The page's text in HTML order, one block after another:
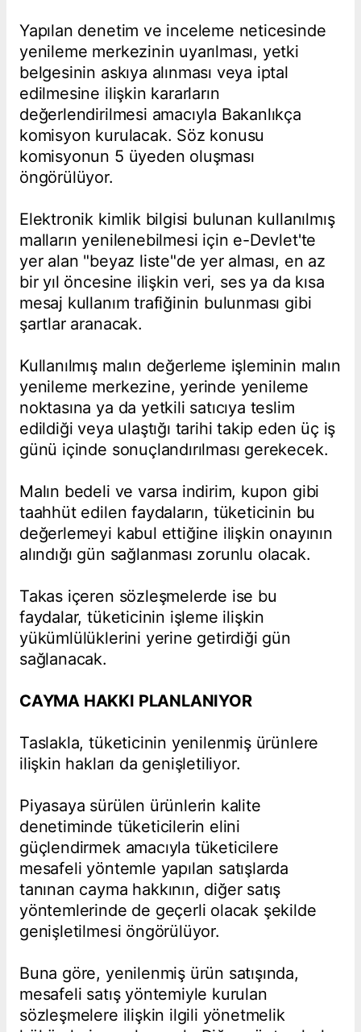
Yapılan denetim ve inceleme neticesinde
yenileme merkezinin uyarılması, yetki
belgesinin askıya alınması veya iptal
edilmesine ilişkin kararların
değerlendirilmesi amacıyla Bakanlıkça
komisyon kurulacak. Söz konusu
komisyonun 5 üyeden oluşması
öngörülüyor.
Elektronik kimlik bilgisi bulunan kullanılmış
malların yenilenebilmesi için e-Devlet'te
yer alan "beyaz liste"de yer alması, en az
bir yıl öncesine ilişkin veri, ses ya da kısa
mesaj kullanım trafiğinin bulunması gibi
şartlar aranacak.
Kullanılmış malın değerleme işleminin malın
yenileme merkezine, yerinde yenileme
noktasına ya da yetkili satıcıya teslim
edildiği veya ulaştığı tarihi takip eden üç iş
günü içinde sonuçlandırılması gerekecek.
Malın bedeli ve varsa indirim, kupon gibi
taahhüt edilen faydaların, tüketicinin bu
değerlemeyi kabul ettiğine ilişkin onayının
alındığı gün sağlanması zorunlu olacak.
Takas içeren sözleşmelerde ise bu
faydalar, tüketicinin işleme ilişkin
yükümlülüklerini yerine getirdiği gün
sağlanacak.
CAYMA HAKKI PLANLANIYOR
Taslakla, tüketicinin yenilenmiş ürünlere
ilişkin hakları da genişletiliyor.
Piyasaya sürülen ürünlerin kalite
denetiminde tüketicilerin elini
güçlendirmek amacıyla tüketicilere
mesafeli yöntemle yapılan satışlarda
tanınan cayma hakkının, diğer satış
yöntemlerinde de geçerli olacak şekilde
genişletilmesi öngörülüyor.
Buna göre, yenilenmiş ürün satışında,
mesafeli satış yöntemiyle kurulan
sözleşmelere ilişkin ilgili yönetmelik